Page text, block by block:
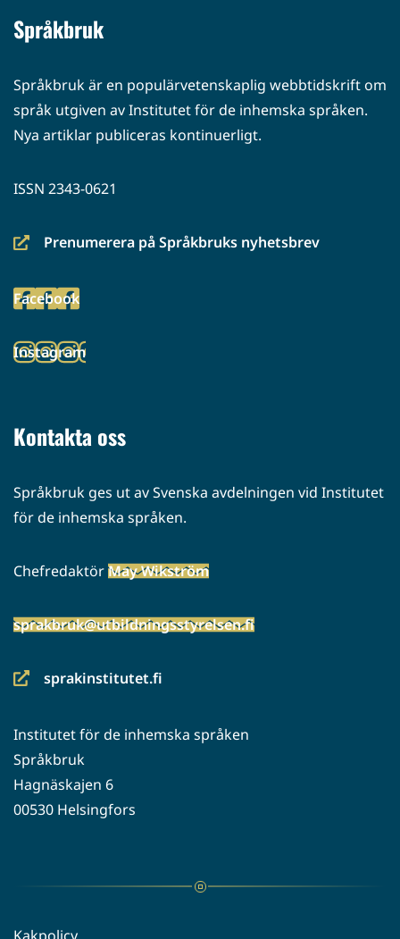
Språkbruk
Språkbruk är en populärvetenskaplig webbtidskrift om
språk utgiven av Institutet för de inhemska språken.
Nya artiklar publiceras kontinuerligt.
ISSN 2343-0621
Prenumerera på Språkbruks nyhetsbrev
(siirryt
palveluun)
Facebook
(siirryt
palveluun)
Instagram
(siirryt
Kontakta oss
Språkbruk ges ut av Svenska avdelningen vid Institutet
för de inhemska språken.
ChefredaktörMay Wikström
sprakbruk@utbildningsstyrelsen.fi
sprakinstitutet.fi
(siirryt
palveluun)
Institutet för de inhemska språken
Språkbruk
Hagnäskajen 6
00530 Helsingfors